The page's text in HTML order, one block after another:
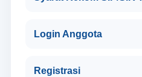
Login Anggota
Registrasi